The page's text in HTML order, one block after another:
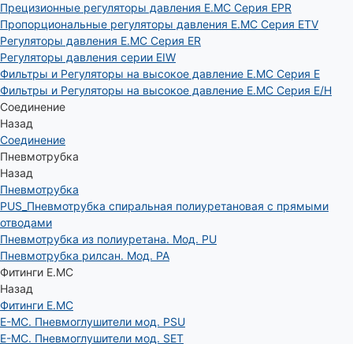
Прецизионные регуляторы давления E.MC Серия EPR
Пропорциональные регуляторы давления E.MC Серия ETV
Регуляторы давления E.MC Серия ER
Регуляторы давления серии EIW
Фильтры и Регуляторы на высокое давление E.MC Серия E
Фильтры и Регуляторы на высокое давление E.MC Серия E/H
Соединение
Назад
Соединение
Пневмотрубка
Назад
Пневмотрубка
PUS_Пневмотрубка спиральная полиуретановая с прямыми
отводами
Пневмотрубка из полиуретана. Мод. РU
Пневмотрубка рилсан. Мод. PA
Фитинги E.MC
Назад
Фитинги E.MC
E-MC. Пневмоглушители мод. PSU
E-MC. Пневмоглушители мод. SET